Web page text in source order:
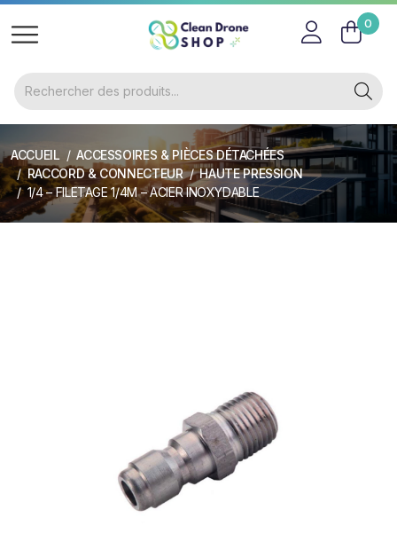
0
ACCUEIL
ACCESSOIRES & PIÈCES DÉTACHÉES
RACCORD & CONNECTEUR
HAUTE PRESSION
1/4 – FILETAGE 1/4M – ACIER INOXYDABLE